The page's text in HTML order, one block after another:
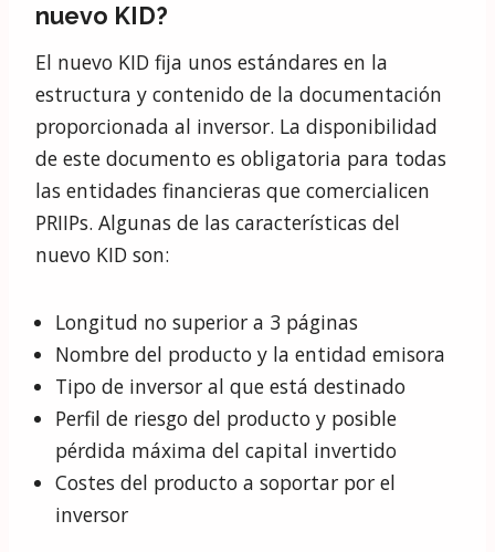
nuevo KID?
El nuevo KID fija unos estándares en la
estructura y contenido de la documentación
proporcionada al inversor. La disponibilidad
de este documento es obligatoria para todas
las entidades financieras que comercialicen
PRIIPs. Algunas de las características del
nuevo KID son:
Longitud no superior a 3 páginas
Nombre del producto y la entidad emisora
Tipo de inversor al que está destinado
Perfil de riesgo del producto y posible
pérdida máxima del capital invertido
Costes del producto a soportar por el
inversor